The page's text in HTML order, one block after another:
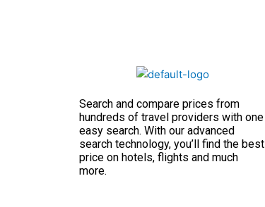
Search and compare prices from
hundreds of travel providers with one
easy search. With our advanced
search technology, you’ll find the best
price on hotels, flights and much
more.